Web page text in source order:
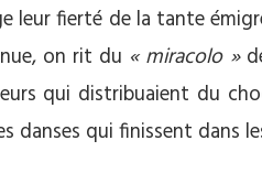
leur fierté de la tante
on rit du « miracolo »
qui distribuaient du
danses qui finissent dans